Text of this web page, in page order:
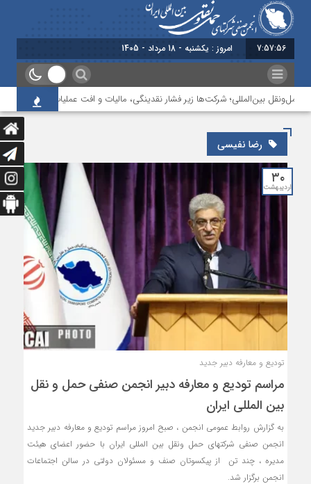
7:57:56 امروز : یکشنبه - 18 مرداد - 1405
بین‌المللی؛ شرکت‌ها زیر فشار نقدینگی، مالیات و افت عملیات
رضا نفیسی
۳۰
اردیبهشت
تودیع و معارفه دبیر جدید
مراسم تودیع و معارفه دبیر انجمن صنفی حمل و نقل
بین المللی ایران
به گزارش روابط عمومی انجمن ، صبح امروز مراسم تودیع و معارفه دبیر جدید
انجمن صنفی شرکتهای حمل ونقل بین المللی ایران با حضور اعضای هیئت
مدیره ، چند تن از پیکسوتان صنف و مسئولان دولتی در سالن اجتماعات
انجمن برگزار شد.